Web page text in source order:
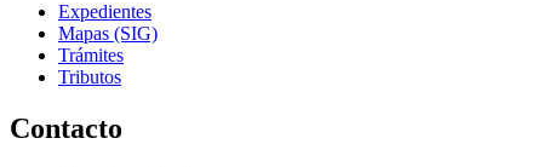
Expedientes
Mapas (SIG)
Trámites
Tributos
Contacto